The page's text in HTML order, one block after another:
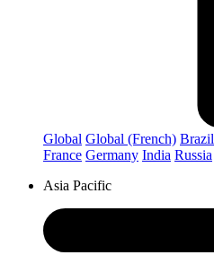
Global Global (French) Brazil
France Germany India Russia
Asia Pacific